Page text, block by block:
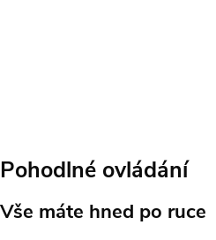
Pohodlné ovládání
Vše máte hned po ruce